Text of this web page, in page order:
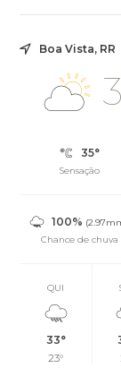
Boa Vista, RR
35°
Sensação
100%
Chance de chuva
QUI
33°
23°